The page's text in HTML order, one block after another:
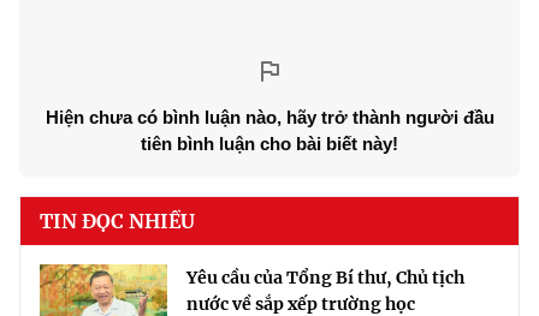
Hiện chưa có bình luận nào, hãy trở thành người đầu
tiên bình luận cho bài biết này!
TIN ĐỌC NHIỀU
Yêu cầu của Tổng Bí thư, Chủ tịch
nước về sắp xếp trường học